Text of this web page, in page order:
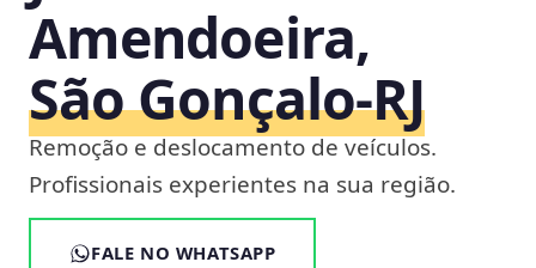
Amendoeira,
São Gonçalo‑RJ
Remoção e deslocamento de veículos.
Profissionais experientes na sua região.
FALE NO WHATSAPP